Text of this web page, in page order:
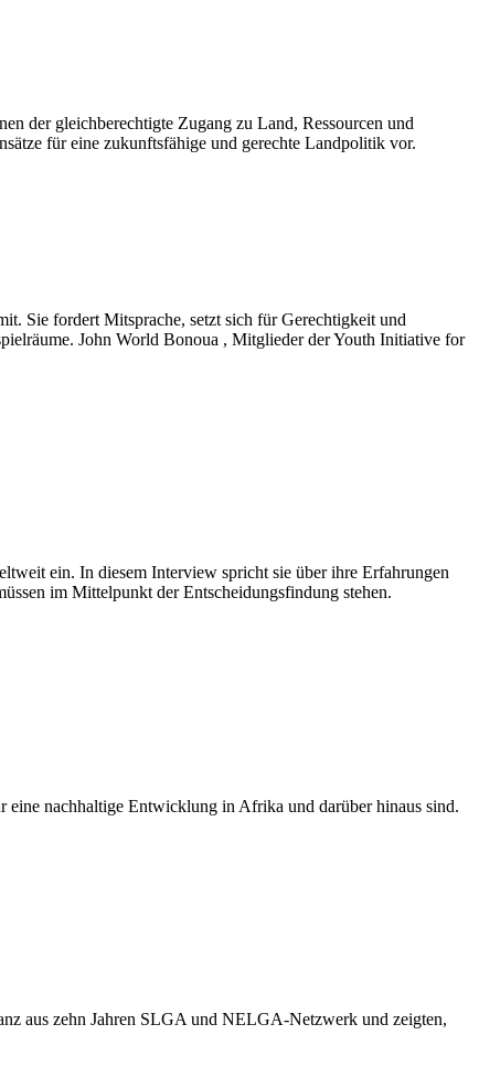
der gleichberechtigte Zugang zu Land, Ressourcen und
für eine zukunftsfähige und gerechte Landpolitik vor.
Sie fordert Mitsprache, setzt sich für Gerechtigkeit und
John World Bonoua , Mitglieder der Youth Initiative for
ein. In diesem Interview spricht sie über ihre Erfahrungen
im Mittelpunkt der Entscheidungsfindung stehen.
eine nachhaltige Entwicklung in Afrika und darüber hinaus sind.
aus zehn Jahren SLGA und NELGA-Netzwerk und zeigten,